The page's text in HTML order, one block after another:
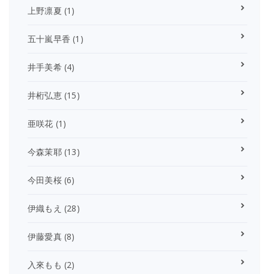
上野凛夏 (1)
五十嵐早香 (1)
井手美希(4)
井桁弘恵(15)
亜咲花 (1)
今森茉耶(13)
今田美桜(6)
伊織もえ (28)
伊藤愛真(8)
入來もも (2)